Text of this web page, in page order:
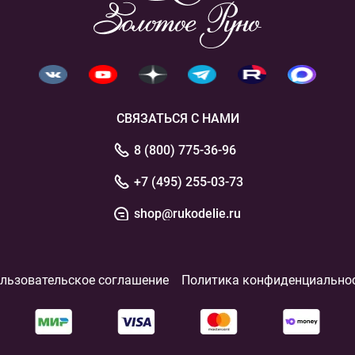
СВЯЗАТЬСЯ С НАМИ
8 (800) 775-36-96
+7 (495) 255-03-73
shop@rukodelie.ru
соглашение Политика